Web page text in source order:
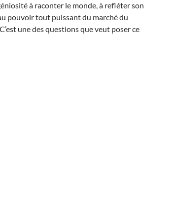
à raconter le monde, à refléter son
pouvoir tout puissant du marché du
une des questions que veut poser ce